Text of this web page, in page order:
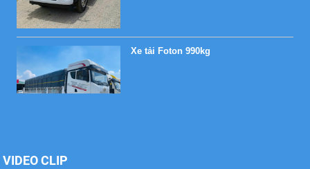
Xe tải Foton 990kg
VIDEO CLIP